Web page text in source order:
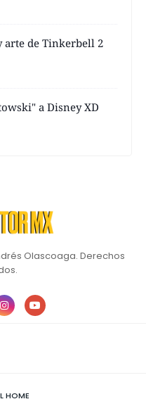
arte de Tinkerbell 2
a Disney XD
Olascoaga. Derechos
HOME